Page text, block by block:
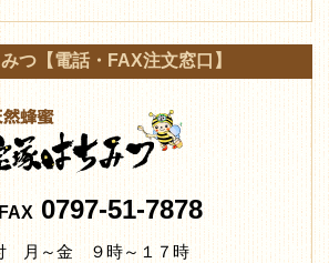
つ【電話・FAX注文窓口】
0797-51-7878
月～金 ９時～１７時